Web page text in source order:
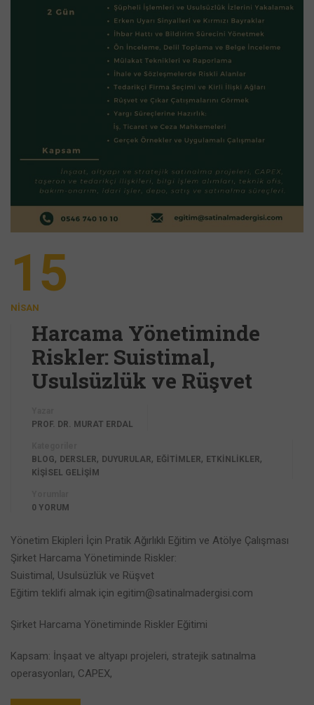
15
NISAN
Harcama Yönetiminde
Riskler: Suistimal,
Usulsüzlük ve Rüşvet
PROF. DR. MURAT ERDAL
BLOG, DERSLER, DUYURULAR, EĞİTİMLER, ETKİNLİKLER,
KİŞİSEL GELİŞİM
0 YORUM
Yönetim Ekipleri İçin Pratik Ağırlıklı Eğitim ve Atölye Çalışması
Şirket Harcama Yönetiminde Riskler:
Suistimal, Usulsüzlük ve Rüşvet
Eğitim teklifi almak için egitim@satinalmadergisi.com
Şirket Harcama Yönetiminde Riskler Eğitimi
Kapsam: İnşaat ve altyapı projeleri, stratejik satınalma
operasyonları, CAPEX,